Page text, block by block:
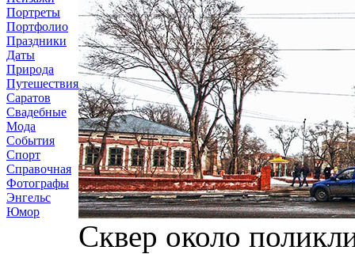
Портреты
Портфолио
Праздники
Даты
Природа
Путешествия
Саратов
Свадебные
Мода
События
Спорт
Справочная
Фотографы
Энгельс
Юмор
Сквер около